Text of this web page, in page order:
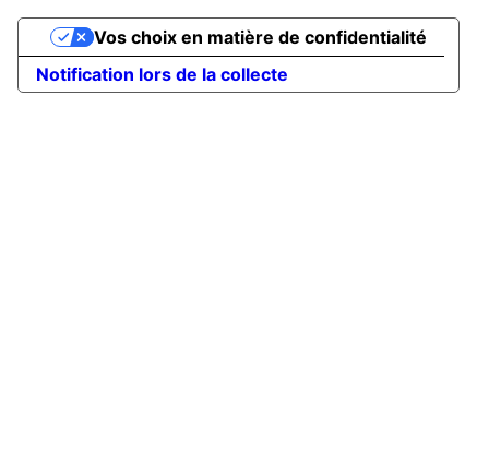
Notification lors de la collecte
Vos choix en matière de confidentialité